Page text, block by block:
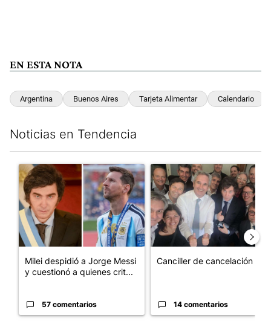
EN ESTA NOTA
Argentina Buenos Aires Tarjeta Alimentar Calendario
Noticias en Tendencia
Un artículo de tendencia con el título "Milei despidió a Jorge
Milei despidió a Jorge Messi
y cuestionó a quienes crit...
57 comentarios
Un artículo de tendencia con
Canciller de cancelación
14 comentarios